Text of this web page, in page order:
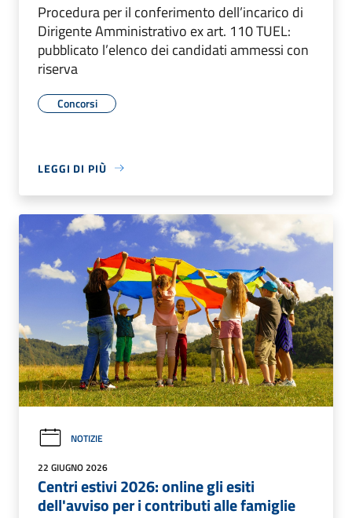
Procedura per il conferimento dell’incarico di
Dirigente Amministrativo ex art. 110 TUEL:
pubblicato l’elenco dei candidati ammessi con
riserva
Concorsi
LEGGI DI PIÙ
NOTIZIE
22 GIUGNO 2026
Centri estivi 2026: online gli esiti
dell'avviso per i contributi alle famiglie